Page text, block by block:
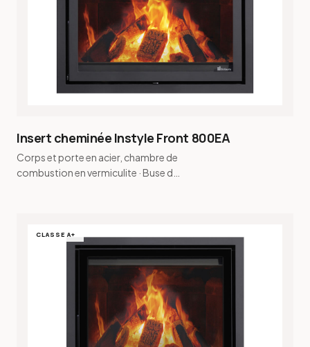
Insert cheminée Instyle Front 800EA
Corps et porte en acier, chambre de
combustion en vermiculite · Buse de
CLASSE A+